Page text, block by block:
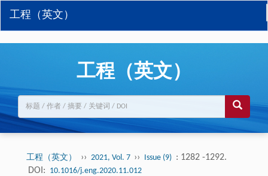
工程（英文）
工程（英文）
工程（英文） ›› 2021, Vol. 7 ›› Issue (9) : 1282 -1292.
DOI: 10.1016/j.eng.2020.11.012